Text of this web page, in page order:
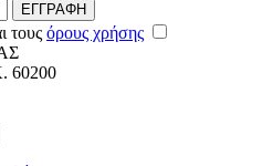
ΕΓΓΡΑΦΗ
τους όρους χρήσης
60200